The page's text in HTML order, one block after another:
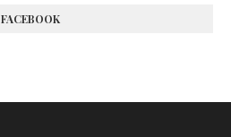
FACEBOOK